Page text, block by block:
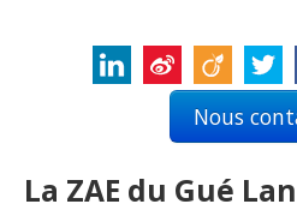
Nous
La ZAE du Gué